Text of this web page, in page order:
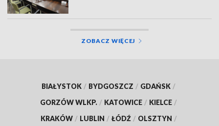
ZOBACZ WIĘCEJ
BIAŁYSTOK / BYDGOSZCZ / GDAŃSK /
GORZÓW WLKP. / KATOWICE / KIELCE /
KRAKÓW / LUBLIN / ŁÓDŹ / OLSZTYN /